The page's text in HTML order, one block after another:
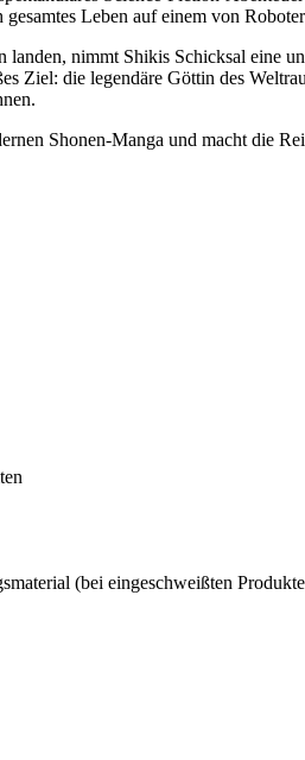
Leben auf einem von
nimmt Shikis Schicksal eine
Ziel: die legendäre Göttin des
Shonen-Manga und macht die
(bei eingeschweißten